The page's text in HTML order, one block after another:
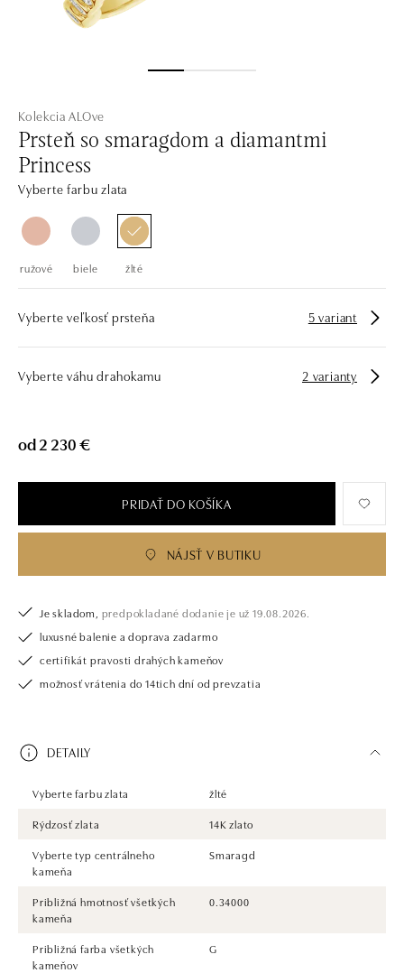
Kolekcia ALOve
Prsteň so smaragdom a diamantmi
Princess
Vyberte farbu zlata
ružové biele žlté
Vyberte veľkosť prsteňa 5 variant
Vyberte váhu drahokamu 2 varianty
od 2 230 €
PRIDAŤ DO KOŠÍKA
NÁJSŤ V BUTIKU
Je skladom, predpokladané dodanie je už 19.08.2026.
luxusné balenie a doprava zadarmo
certifikát pravosti drahých kameňov
možnosť vrátenia do 14tich dní od prevzatia
DETAILY
Vyberte farbu zlata
žlté
Rýdzosť zlata
14K zlato
Vyberte typ centrálneho
kameňa
Smaragd
Približná hmotnosť všetkých
kameňa
0.34000
Približná farba všetkých
kameňov
G